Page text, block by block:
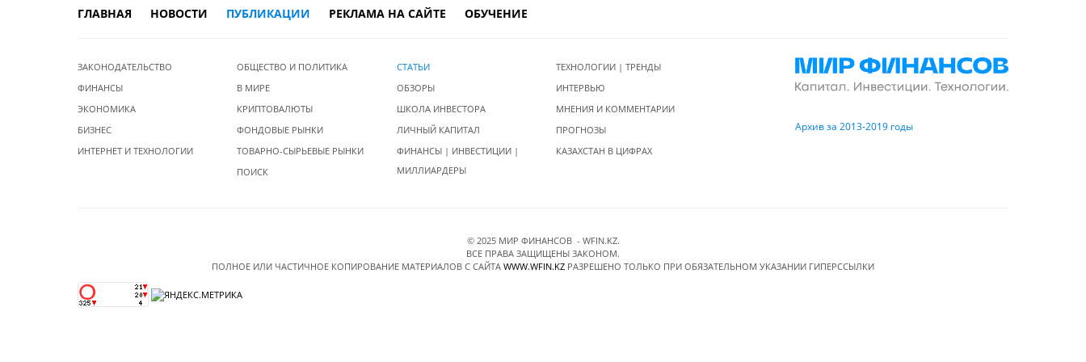
ГЛАВНАЯ НОВОСТИ ПУБЛИКАЦИИ РЕКЛАМА НА САЙТЕ ОБУЧЕНИЕ
ЗАКОНОДАТЕЛЬСТВО
ФИНАНСЫ
ЭКОНОМИКА
БИЗНЕС
ИНТЕРНЕТ И ТЕХНОЛОГИИ
ОБЩЕСТВО И ПОЛИТИКА
В МИРЕ
КРИПТОВАЛЮТЫ
ФОНДОВЫЕ РЫНКИ
ТОВАРНО-СЫРЬЕВЫЕ РЫНКИ
ПОИСК
СТАТЬИ
ОБЗОРЫ
ШКОЛА ИНВЕСТОРА
ЛИЧНЫЙ КАПИТАЛ
ФИНАНСЫ | ИНВЕСТИЦИИ |
МИЛЛИАРДЕРЫ
ТЕХНОЛОГИИ | ТРЕНДЫ
ИНТЕРВЬЮ
МНЕНИЯ И КОММЕНТАРИИ
ПРОГНОЗЫ
КАЗАХСТАН В ЦИФРАХ
Архив за 2013-2019 годы
© 2025 МИР ФИНАНСОВ - WFIN.KZ.
ВСЕ ПРАВА ЗАЩИЩЕНЫ ЗАКОНОМ.
ПОЛНОЕ ИЛИ ЧАСТИЧНОЕ КОПИРОВАНИЕ МАТЕРИАЛОВ C САЙТА WWW.WFIN.KZ РАЗРЕШЕНО ТОЛЬКО ПРИ ОБЯЗАТЕЛЬНОМ УКАЗАНИИ ГИПЕРССЫЛКИ